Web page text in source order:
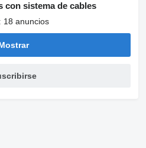
con sistema de cables
18 anuncios